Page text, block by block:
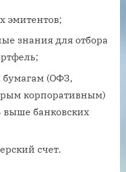
эмитентов;
знания для отбора
(ОФЗ,
корпоративным)
выше банковских
счет.